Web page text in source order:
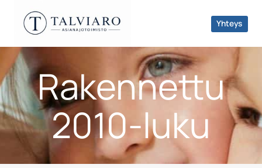
sisältöön
Yhteys
Rakennettu
2010-luku